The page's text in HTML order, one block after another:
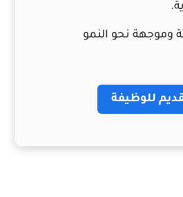
وموجهة نحو النمو
للوظيفة